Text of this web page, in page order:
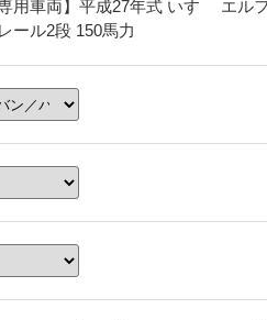
専用車両】平成27年式 いすゞ エ
ール2段 150馬力